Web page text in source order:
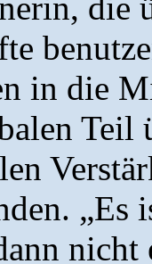
die
in die
„Es
nicht